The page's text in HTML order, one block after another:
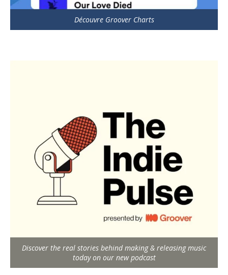
Découvre Groover Charts
Discover the real stories behind making & releasing music
today on our new podcast